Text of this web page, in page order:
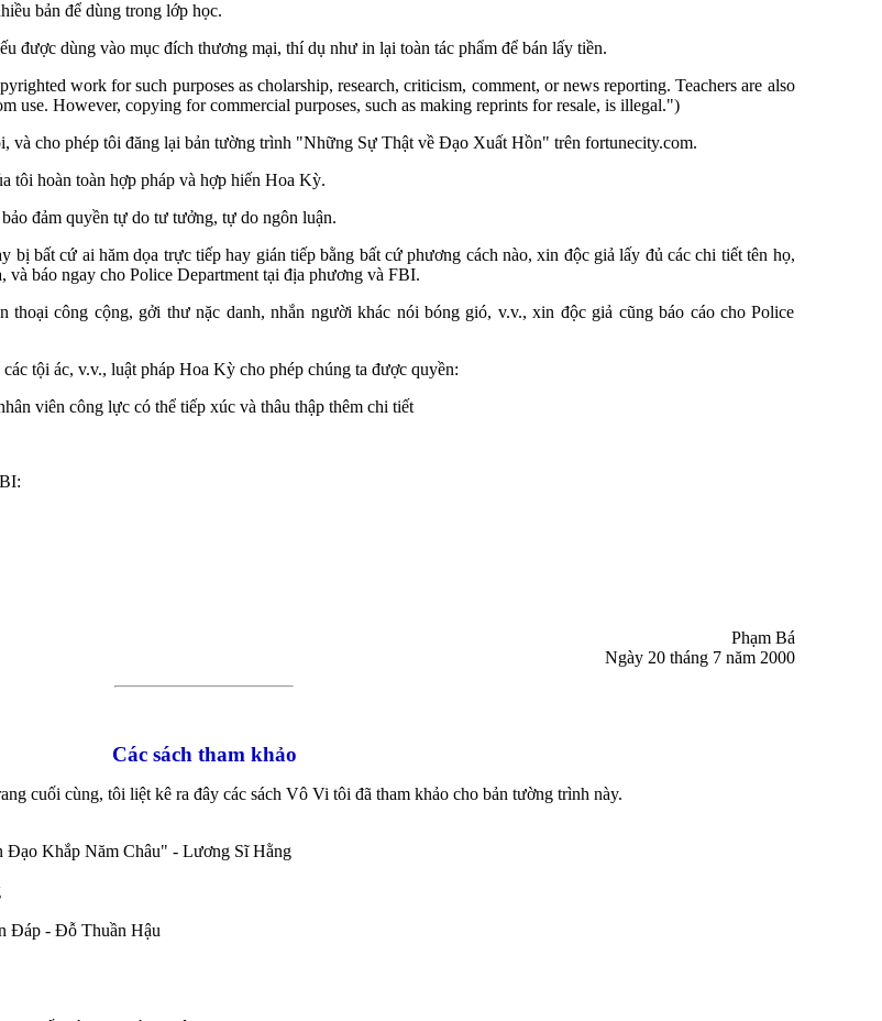
bản để dùng trong lớp học.
được dùng vào mục đích thương mại, thí dụ như in lại toàn tác phẩm để bán lấy tiền.
work for such purposes as cholarship, research, criticism, comment, or news reporting. Teachers are also
use. However, copying for commercial purposes, such as making reprints for resale, is illegal.")
và cho phép tôi đăng lại bản tường trình "Những Sự Thật về Đạo Xuất Hồn" trên fortunecity.com.
hoàn toàn hợp pháp và hợp hiến Hoa Kỳ.
đảm quyền tự do tư tưởng, tự do ngôn luận.
bị bất cứ ai hăm dọa trực tiếp hay gián tiếp bằng bất cứ phương cách nào, xin độc giả lấy đủ các chi tiết tên họ,
báo ngay cho Police Department tại địa phương và FBI.
công cộng, gởi thư nặc danh, nhắn người khác nói bóng gió, v.v., xin độc giả cũng báo cáo cho Police
tội ác, v.v., luật pháp Hoa Kỳ cho phép chúng ta được quyền:
viên công lực có thể tiếp xúc và thâu thập thêm chi tiết
Phạm Bá
Ngày 20 tháng 7 năm 2000
Các sách tham khảo
cuối cùng, tôi liệt kê ra đây các sách Vô Vi tôi đã tham khảo cho bản tường trình này.
Đạo Khắp Năm Châu" - Lương Sĩ Hằng
Đáp - Đỗ Thuần Hậu